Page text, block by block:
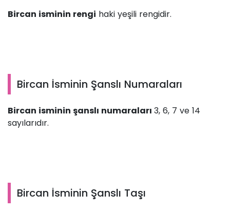
Bircan isminin rengi haki yeşili rengidir.
Bircan İsminin Şanslı Numaraları
Bircan isminin şanslı numaraları 3, 6, 7 ve 14
sayılarıdır.
Bircan İsminin Şanslı Taşı